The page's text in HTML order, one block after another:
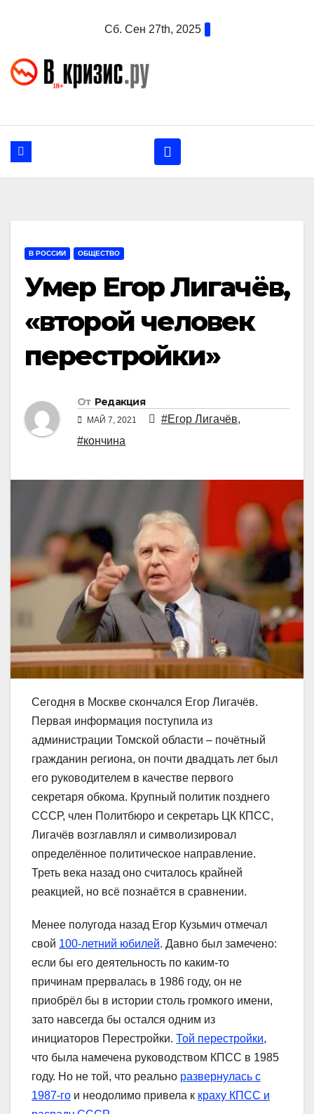
Сб. Сен 27th, 2025
В РОССИИ ОБЩЕСТВО
Умер Егор Лигачёв,
«второй человек
перестройки»
От Редакция
МАЙ 7, 2021 #Егор Лигачёв,
#кончина
Сегодня в Москве скончался Егор Лигачёв.
Первая информация поступила из
администрации Томской области – почётный
гражданин региона, он почти двадцать лет был
его руководителем в качестве первого
секретаря обкома. Крупный политик позднего
СССР, член Политбюро и секретарь ЦК КПСС,
Лигачёв возглавлял и символизировал
определённое политическое направление.
Треть века назад оно считалось крайней
реакцией, но всё познаётся в сравнении.
Менее полугода назад Егор Кузьмич отмечал
свой 100-летний юбилей. Давно был замечено:
если бы его деятельность по каким-то
причинам прервалась в 1986 году, он не
приобрёл бы в истории столь громкого имени,
зато навсегда бы остался одним из
инициаторов Перестройки. Той перестройки,
что была намечена руководством КПСС в 1985
году. Но не той, что реально развернулась с
1987-го и неодолимо привела к краху КПСС и